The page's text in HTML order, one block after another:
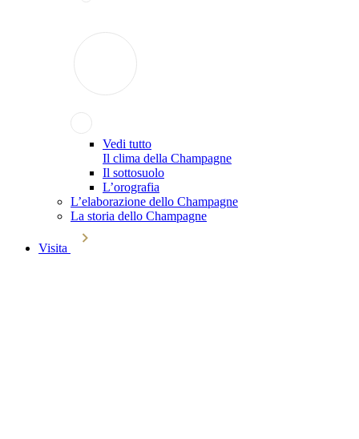
Vedi tutto
Il clima della Champagne
Il sottosuolo
L’orografia
L’elaborazione dello Champagne
La storia dello Champagne
Visita